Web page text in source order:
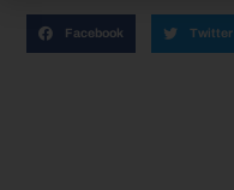
Facebook Twitter